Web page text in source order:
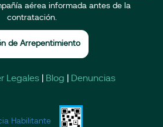
aérea informada antes de la
contratación.
de Arrepentimiento
Legales Blog Denuncias
Habilitante